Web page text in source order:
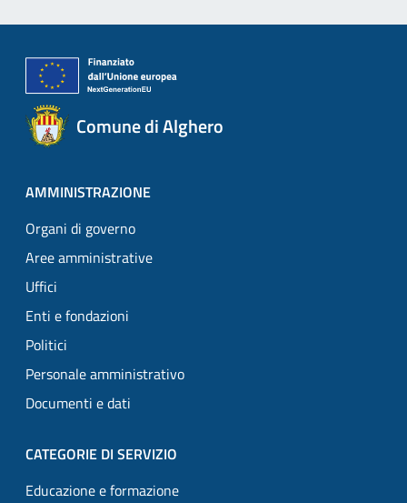
Comune di Alghero
AMMINISTRAZIONE
Organi di governo
Aree amministrative
Uffici
Enti e fondazioni
Politici
Personale amministrativo
Documenti e dati
CATEGORIE DI SERVIZIO
Educazione e formazione